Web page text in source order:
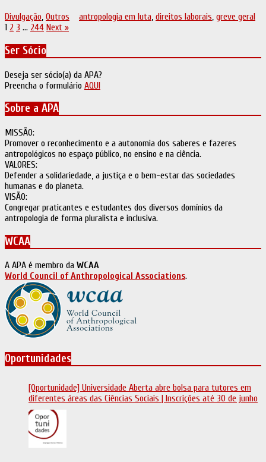
Divulgação, Outros antropologia em luta, direitos laborais, greve geral
Paginação
dos
conteúdos
1 2 3 … 244 Next »
Ser Sócio
Deseja ser sócio(a) da APA?
Preencha o formulário AQUI
Sobre a APA
MISSÃO:
Promover o reconhecimento e a autonomia dos saberes e fazeres
antropológicos no espaço público, no ensino e na ciência.
VALORES:
Defender a solidariedade, a justiça e o bem-estar das sociedades
humanas e do planeta.
VISÃO:
Congregar praticantes e estudantes dos diversos domínios da
antropologia de forma pluralista e inclusiva.
WCAA
A APA é membro da WCAA
World Council of Anthropological Associations.
Oportunidades
[Oportunidade] Universidade Aberta abre bolsa para tutores em
diferentes áreas das Ciências Sociais | Inscrições até 30 de junho